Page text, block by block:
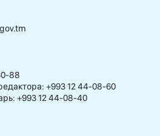
88
+993 12 44-08-60
+993 12 44-08-40